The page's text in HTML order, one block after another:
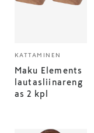
KATTAMINEN
Maku Elements
lautasliinareng
as 2 kpl